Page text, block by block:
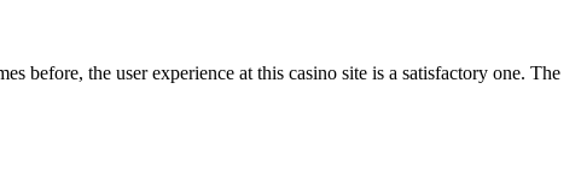
before, the user experience at this casino site is a satisfactory one. The